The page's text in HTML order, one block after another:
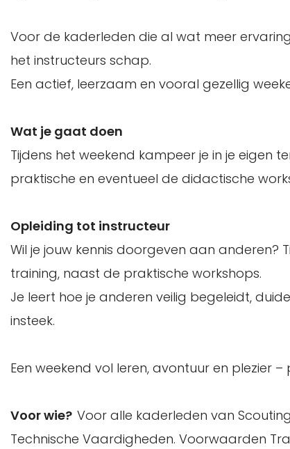
Voor de kaderleden die al wat meer
het instructeurs schap.
Een actief, leerzaam en vooral gezellig
Wat je gaat doen
Tijdens het weekend kampeer je in je eigen
praktische en eventueel de didactische
Opleiding tot instructeur
Wil je jouw kennis doorgeven aan anderen?
training, naast de praktische workshops.
Je leert hoe je anderen veilig begeleidt,
insteek.
Een weekend vol leren, avontuur en plezier
Voor wie? Voor alle kaderleden van
Technische Vaardigheden. Voorwaarden